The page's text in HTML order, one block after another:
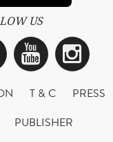
US
T & C
PRESS
PUBLISHER